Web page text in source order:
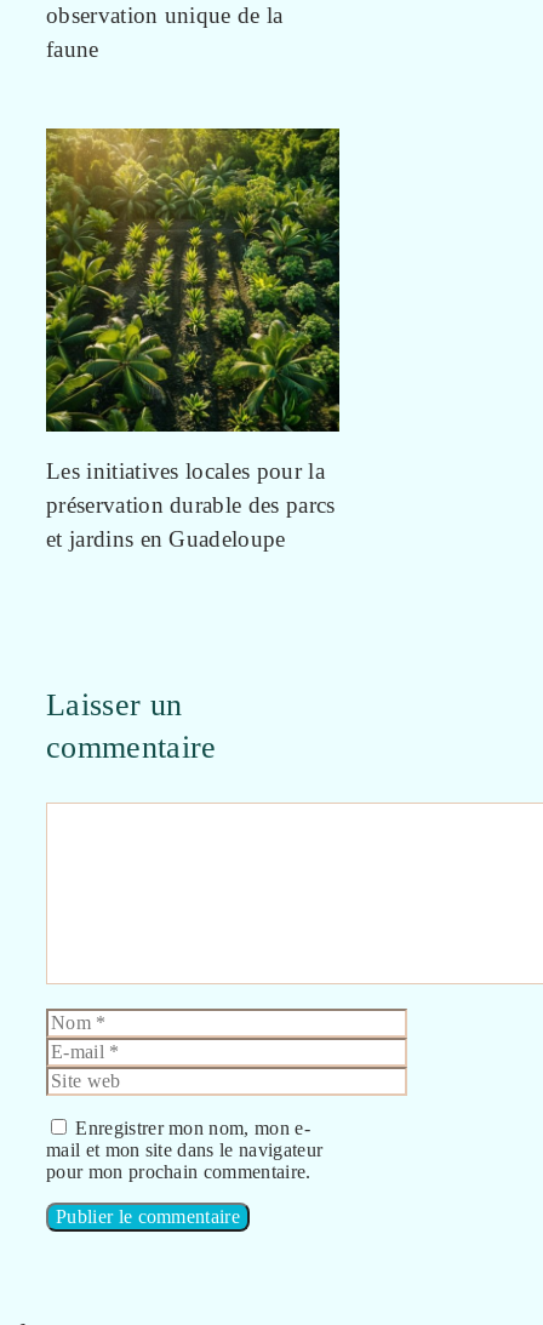
observation unique de la
faune
Les initiatives locales pour la
préservation durable des parcs
et jardins en Guadeloupe
Laisser un
commentaire
Nom
E-
mail
Site
web
Enregistrer mon nom, mon e-
mail et mon site dans le navigateur
pour mon prochain commentaire.